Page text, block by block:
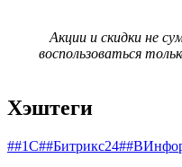
Акции и скидки не
воспользоваться
Хэштеги
##1С##Битрикс24